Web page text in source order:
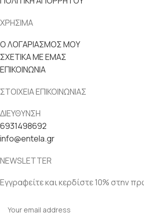
ΧΡΗΣΙΜΑ
Ο ΛΟΓΑΡΙΑΣΜΟΣ ΜΟΥ
ΣΧΕΤΙΚΑ ΜΕ ΕΜΑΣ
ΕΠΙΚΟΙΝΩΝΙΑ
ΣΤΟΙΧΕΙΑ ΕΠΙΚΟΙΝΩΝΙΑΣ
ΔΙΕΥΘΥΝΣΗ
6931498692
info@entela.gr
NEWSLETTER
Εγγραφείτε και κερδίστε 10% στην